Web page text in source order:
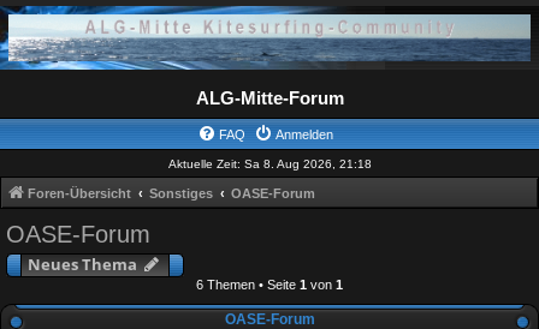
ALG-Mitte-Forum
FAQ Anmelden
Aktuelle Zeit: Sa 8. Aug 2026, 21:18
Foren-Übersicht Sonstiges OASE-Forum
OASE-Forum
Neues Thema
6 Themen • Seite 1 von 1
OASE-Forum